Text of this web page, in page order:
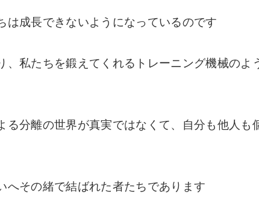
は成長できないようになっているのです
、私たちを鍛えてくれるトレーニング機械のよ
る分離の世界が真実ではなくて、自分も他人も
へその緒で結ばれた者たちであります